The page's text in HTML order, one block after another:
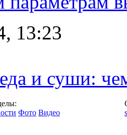
13:23
и суши:
Фото Видео